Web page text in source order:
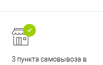
3 пункта самовывоза в